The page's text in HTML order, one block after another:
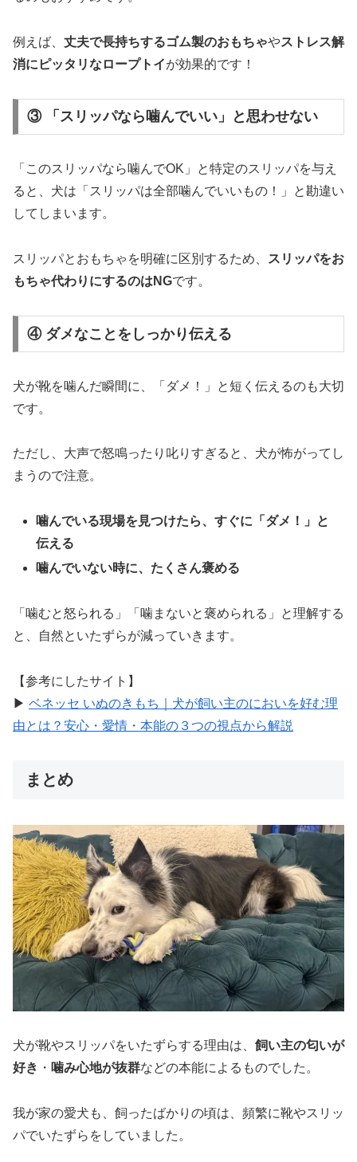
例えば、 丈夫で長持ちするゴム製のおもちゃやストレス解
消にピッタリなロープトイが効果的です！
③ 「スリッパなら噛んでいい」と思わせない
「このスリッパなら噛んでOK」と特定のスリッパを与え
ると、犬は「スリッパは全部噛んでいいもの！」と勘違い
してしまいます。
スリッパとおもちゃを明確に区別するため、
スリッパをお
もちゃ代わりにするのはNGです。
④ ダメなことをしっかり伝える
犬が靴を噛んだ瞬間に、「ダメ！」と短く伝えるのも大切
です。
ただし、大声で怒鳴ったり叱りすぎると、犬が怖がってし
まうので注意。
噛んでいる現場を見つけたら、すぐに「ダメ！」と
伝える
噛んでいない時に、たくさん褒める
「噛むと怒られる」「噛まないと褒められる」と理解する
と、自然といたずらが減っていきます。
【参考にしたサイト】
▶︎ ベネッセ いぬのきもち｜犬が飼い主のにおいを好む理
由とは？安心・愛情・本能の３つの視点から解説
まとめ
犬が靴やスリッパをいたずらする理由は、 飼い主の匂いが
好き ・ 噛み心地が抜群などの本能によるものでした。
我が家の愛犬も、飼ったばかりの頃は、頻繁に靴やスリッ
パでいたずらをしていました。